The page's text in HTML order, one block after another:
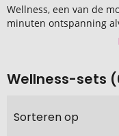
Wellness, een van de
minuten ontspanning
Wellness-sets
Sorteren op